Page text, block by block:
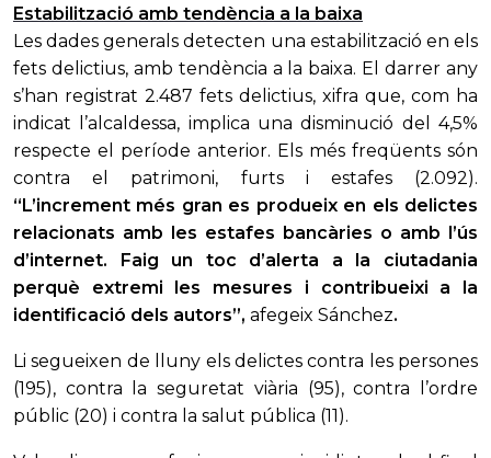
Estabilització amb tendència a la baixa
Les dades generals detecten una estabilització en els
fets delictius, amb tendència a la baixa. El darrer any
s’han registrat 2.487 fets delictius, xifra que, com ha
indicat l’alcaldessa, implica una disminució del 4,5%
respecte el període anterior. Els més freqüents són
contra el patrimoni, furts i estafes (2.092).
“L’increment més gran es produeix en els delictes
relacionats amb les estafes bancàries o amb l’ús
d’internet. Faig un toc d’alerta a la ciutadania
perquè extremi les mesures i contribueixi a la
identificació dels autors”, afegeix Sánchez.
Li segueixen de lluny els delictes contra les persones
(195), contra la seguretat viària (95), contra l’ordre
públic (20) i contra la salut pública (11).